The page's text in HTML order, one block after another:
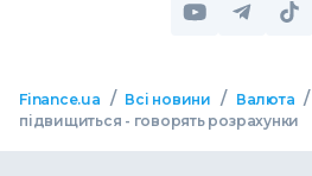
Finance.ua / Всі новини / Валюта /
підвищиться - говорять розрахунки